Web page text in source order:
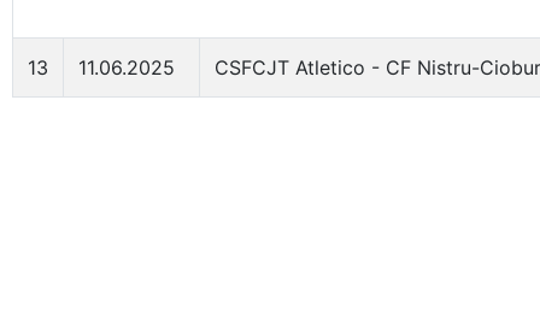
13 11.06.2025 CSFCJT Atletico - CF Nistru-